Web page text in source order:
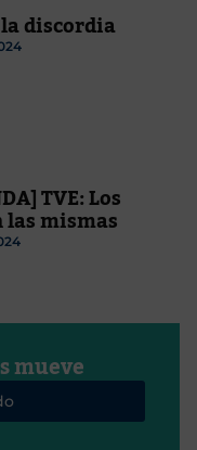
discordia
TVE: Los
mismas
mueve